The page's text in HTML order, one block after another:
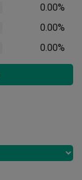
0.00%
0.00%
0.00%